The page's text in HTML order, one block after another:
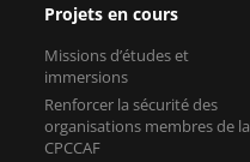
Projets en cours
Missions d’études et
immersions
Renforcer la sécurité des
organisations membres de la
CPCCAF